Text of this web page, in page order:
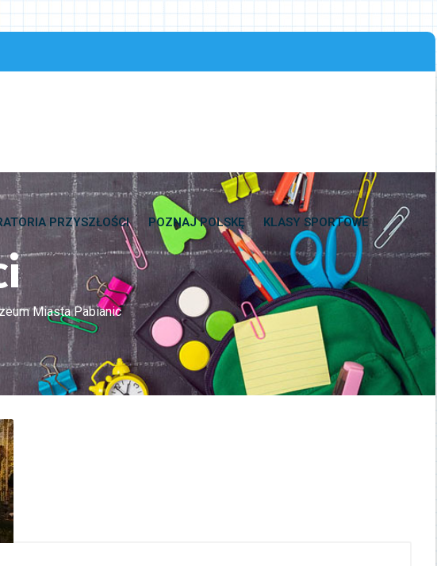
PRZYSZŁOŚCI POZNAJ POLSKĘ KLASY SPORTOWE
Miasta Pabianic